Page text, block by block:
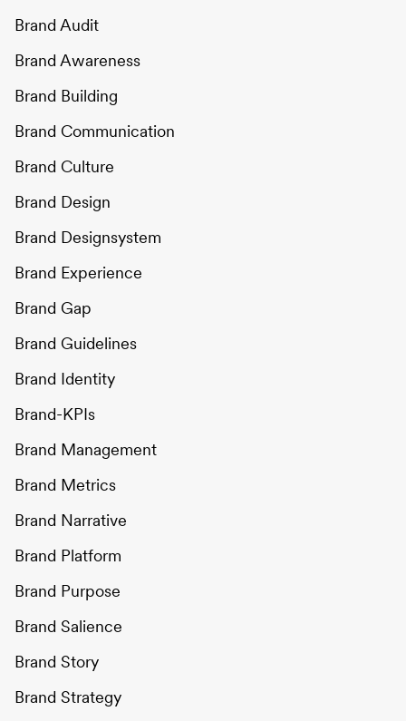
Brand Audit
Brand Awareness
Brand Building
Brand Communication
Brand Culture
Brand Design
Brand Designsystem
Brand Experience
Brand Gap
Brand Guidelines
Brand Identity
Brand-KPIs
Brand Management
Brand Metrics
Brand Narrative
Brand Platform
Brand Purpose
Brand Salience
Brand Story
Brand Strategy